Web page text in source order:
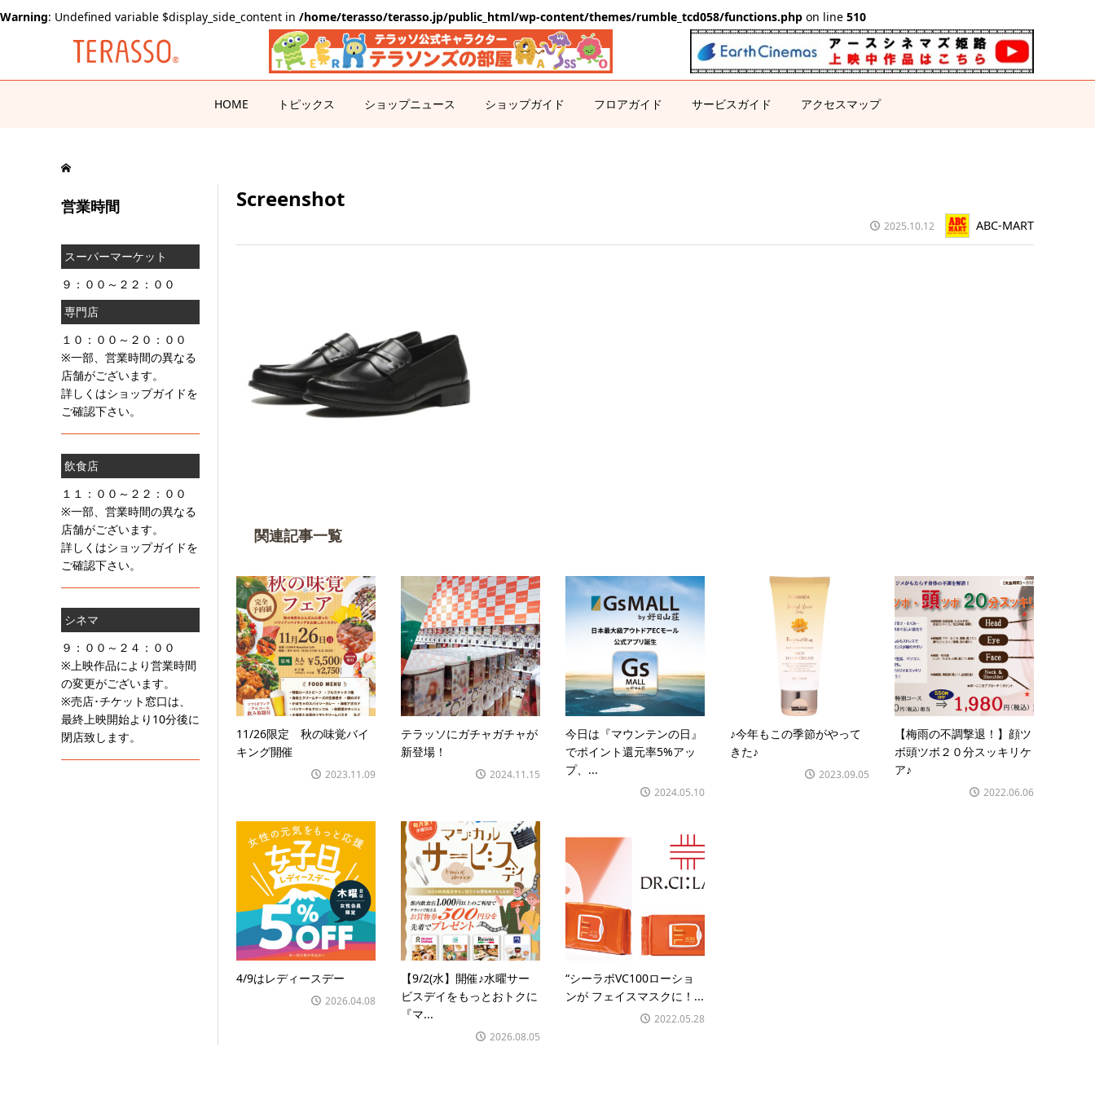
Warning: Undefined variable $display_side_content in /home/terasso/terasso.jp/public_html/wp-content/themes/rumble_tcd058/functions.php on line 510
HOME トピックス ショップニュース ショップガイド フロアガイド サービスガイド アクセスマップ
Screenshot
2025.10.12 ABC-MART
関連記事一覧
11/26限定 秋の味覚バイ
キング開催
2023.11.09
テラッソにガチャガチャが
新登場！
2024.11.15
今日は『マウンテンの日』
でポイント還元率5%アッ
プ、...
2024.05.10
♪今年もこの季節がやって
きた♪
2023.09.05
【梅雨の不調撃退！】顔ツ
ボ頭ツボ２０分スッキリケ
ア♪
2022.06.06
4/9はレディースデー
2026.04.08
【9/2(水】開催♪水曜サー
ビスデイをもっとおトクに
『マ...
2026.08.05
“シーラボVC100ローショ
ンが フェイスマスクに！...
2022.05.28
営業時間
スーパーマーケット
９：００～２２：００
専門店
１０：００～２０：００
※一部、営業時間の異なる
店舗がございます。
詳しくはショップガイドを
ご確認下さい。
飲食店
１１：００～２２：００
※一部、営業時間の異なる
店舗がございます。
詳しくはショップガイドを
ご確認下さい。
シネマ
９：００～２４：００
※上映作品により営業時間
の変更がございます。
※売店･チケット窓口は、
最終上映開始より10分後に
閉店致します。